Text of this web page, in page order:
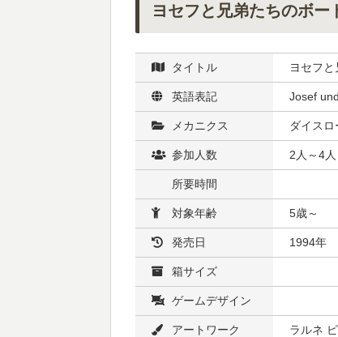
ヨセフと兄弟たちのボー
タイトル ヨセフ
英語表記 Josef
メカニクス ダイス
参加人数 2人～4人
所要時間
対象年齢 5歳～
発売日 1994年
箱サイズ
ゲームデザイン
アートワーク ラルネ